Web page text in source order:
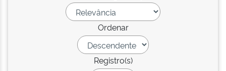
Ordenar
Registro(s)